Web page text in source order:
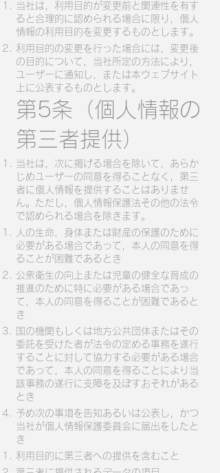
当社は，利用目的が変更前と関連性を有す
ると合理的に認められる場合に限り，個人
情報の利用目的を変更するものとします。
利用目的の変更を行った場合には，変更後
の目的について，当社所定の方法により，
ユーザーに通知し，または本ウェブサイト
上に公表するものとします。
第5条（個人情報の
第三者提供）
当社は，次に掲げる場合を除いて，あらか
じめユーザーの同意を得ることなく，第三
者に個人情報を提供することはありませ
ん。ただし，個人情報保護法その他の法令
で認められる場合を除きます。
人の生命，身体または財産の保護のために
必要がある場合であって，本人の同意を得
ることが困難であるとき
公衆衛生の向上または児童の健全な育成の
推進のために特に必要がある場合であっ
て，本人の同意を得ることが困難であると
き
国の機関もしくは地方公共団体またはその
委託を受けた者が法令の定める事務を遂行
することに対して協力する必要がある場合
であって，本人の同意を得ることにより当
該事務の遂行に支障を及ぼすおそれがある
とき
予め次の事項を告知あるいは公表し，かつ
当社が個人情報保護委員会に届出をしたと
き
利用目的に第三者への提供を含むこと